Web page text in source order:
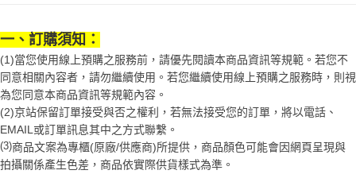
2.透過簡訊連結打開帳單後，可選擇「超商條碼／台灣大直營門市／銀行轉
帳／街口支付／iPASS MONEY」等通路繳費。
【注意事項】
1.本服務係由「台灣大哥大股份有限公司」（以下簡稱本公司）所提供，讓
用戶於交易時，得透過本服務購買商品或服務，並由商店將買賣／分期付款
買賣價金債權讓與本公司後，依約使用本公司帳單繳交帳款。
2.基於同意付款使用「大哥付你分期」之契約關係目的，商店將以您的個人
資料（包含姓名、電話或地址）提供予台灣大哥大進項蒐集、處理及利用，
由本公司與您本人進行分期帳單所需資料之確認、核對及更正。
１．於結帳方式選擇「AFTEE先享後付」後，將跳轉至「AFTEE先享後付」
結帳頁面，進行簡訊認證並確認金額後，即可完成結帳。
２．訂單成立數日內，您將收到繳費通知簡訊。
３．收到繳費通知簡訊後14天內，點擊此簡訊中的連結，可透過四大超商／
ATM／網路銀行／等多元方式進行付款，方視為交易完成。
※ 請注意：結帳手續完成當下不需立刻繳費，但若您需要取消訂單，請聯絡
購買商品的店家。未經商家同意取消之訂單仍視為有效，需透過AFTEE先享
後付繳納相關費用。
※ 交易是否成功請以「AFTEE先享後付 」之結帳頁面顯示為準，若有關於
是否繳費成功／繳費後需取消欲退款等相關疑問，請聯繫「AFTEE先享後付
客戶支援中心」https://netprotections.freshdesk.com/support/home
付款後7-11取貨
每筆NT$70，滿NT$899(含以上)免運費
宅配
每筆NT$100，滿NT$1,000(含以上)免運費
京站台北店客服中心(1F星巴克旁) 即日起不提供京站紙袋，取件時
請自備購物袋，若需購買紙袋可現場詢問
一、訂購須知：
(1)當您使用線上預購之服務前，請優先閱讀本商品資訊等規範。若您不
同意相關內容者，請勿繼續使用。若您繼續使用線上預購之服務時，則視
為您同意本商品資訊等規範內容。
(2)京站保留訂單接受與否之權利，若無法接受您的訂單，將以電話、
EMAIL或訂單訊息其中之方式聯繫。
(3)商品文案為專櫃(原廠/供應商)所提供，商品顏色可能會因網頁呈現與
拍攝關係產生色差，商品依實際供貨樣式為準。